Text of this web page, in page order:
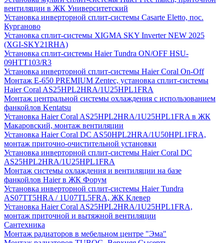
вентиляции в ЖК Университетский
Установка инверторной сплит-системы Casarte Eletto, пос.
Курганово
Установка сплит-системы XIGMA SKY Inverter NEW 2025
(XGI-SKY21RHA)
Установка сплит-системы Haier Tundra ON/OFF HSU-
09HTT103/R3
Установка инверторной сплит-системы Haier Coral On-Off
Монтаж E-650 PREMIUM Zentec, установка сплит-системы
Haier Coral AS25HPL2HRA/1U25HPL1FRA
Монтаж центральной системы охлаждения с использованием
фанкойлов Kentatsu
Установка Haier Coral AS25HPL2HRA/1U25HPL1FRA в ЖК
Макаровский, монтаж вентиляции
Установка Haier Coral DC AS50HPL2HRA/1U50HPL1FRA,
монтаж приточно-очистительной установки
Установка инверторной сплит-системы Haier Coral DC
AS25HPL2HRA/1U25HPL1FRA
Монтаж системы охлаждения и вентиляции на базе
фанкойлов Haier в ЖК Форум
Установка инверторной сплит-системы Haier Tundra
AS07TT5HRA / 1U07TL5FRA, ЖК Клевер
Установка Haier Coral AS25HPL2HRA/1U25HPL1FRA,
монтаж приточной и вытяжной вентиляции
Сантехника
Монтаж радиаторов в мебельном центре "Эма"